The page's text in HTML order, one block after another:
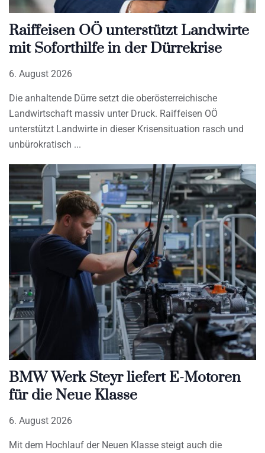
Raiffeisen OÖ unterstützt Landwirte
mit Soforthilfe in der Dürrekrise
6. August 2026
Die anhaltende Dürre setzt die oberösterreichische
Landwirtschaft massiv unter Druck. Raiffeisen OÖ
unterstützt Landwirte in dieser Krisensituation rasch und
unbürokratisch
BMW Werk Steyr liefert E-Motoren
für die Neue Klasse
6. August 2026
Mit dem Hochlauf der Neuen Klasse steigt auch die